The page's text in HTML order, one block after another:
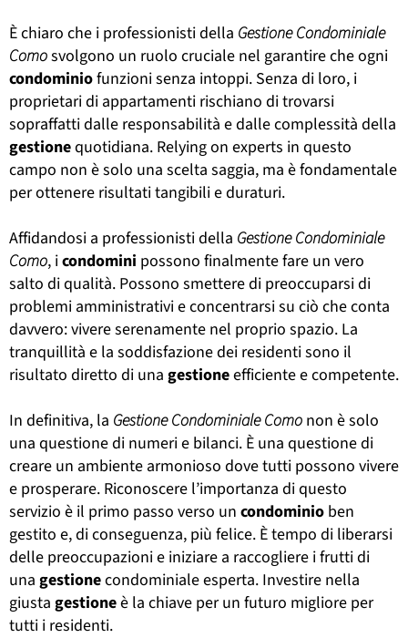
È chiaro che i professionisti della Gestione Condominiale
Comosvolgono un ruolo cruciale nel garantire che ogni
condominiofunzioni senza intoppi. Senza di loro, i
proprietari di appartamenti rischiano di trovarsi
sopraffatti dalle responsabilità e dalle complessità della
gestionequotidiana. Relying on experts in questo
campo non è solo una scelta saggia, ma è fondamentale
per ottenere risultati tangibili e duraturi.
Affidandosi a professionisti della Gestione Condominiale
Como, icondomini possono finalmente fare un vero
salto di qualità. Possono smettere di preoccuparsi di
problemi amministrativi e concentrarsi su ciò che conta
davvero: vivere serenamente nel proprio spazio. La
tranquillità e la soddisfazione dei residenti sono il
risultato diretto di una gestioneefficiente e competente.
In definitiva, la Gestione Condominiale Como non è solo
una questione di numeri e bilanci. È una questione di
creare un ambiente armonioso dove tutti possono vivere
e prosperare. Riconoscere l’importanza di questo
servizio è il primo passo verso un condominio ben
gestito e, di conseguenza, più felice. È tempo di liberarsi
delle preoccupazioni e iniziare a raccogliere i frutti di
una gestionecondominiale esperta. Investire nella
giusta gestioneè la chiave per un futuro migliore per
tutti i residenti.